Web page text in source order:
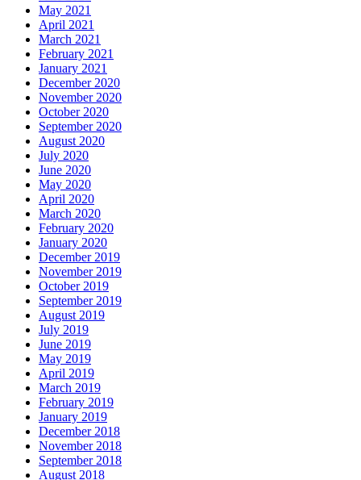
May 2021
April 2021
March 2021
February 2021
January 2021
December 2020
November 2020
October 2020
September 2020
August 2020
July 2020
June 2020
May 2020
April 2020
March 2020
February 2020
January 2020
December 2019
November 2019
October 2019
September 2019
August 2019
July 2019
June 2019
May 2019
April 2019
March 2019
February 2019
January 2019
December 2018
November 2018
September 2018
August 2018